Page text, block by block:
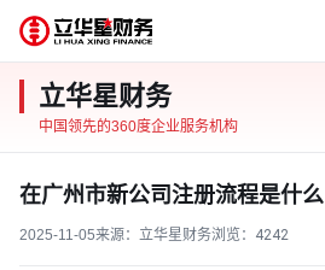
立华星财务
中国领先的360度企业服务机构
在广州市新公司注册流程是什么
2025-11-05来源：立华星财务浏览： 4242